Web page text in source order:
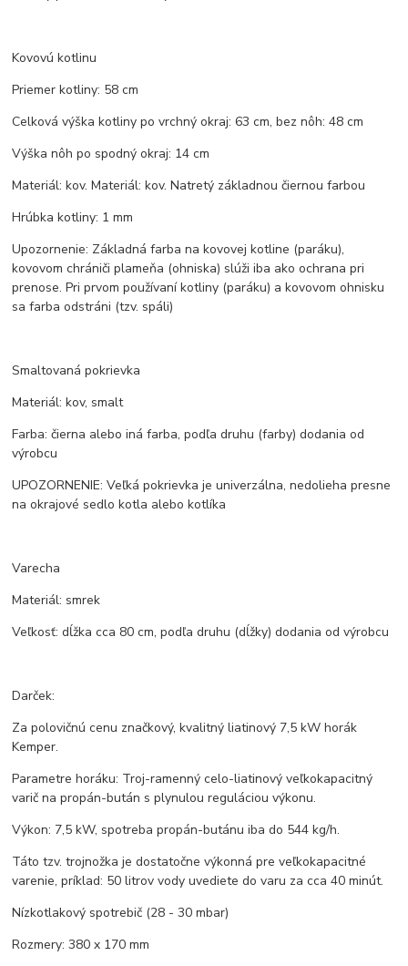
Kovovú kotlinu
Priemer kotliny: 58 cm
Celková výška kotliny po vrchný okraj: 63 cm, bez nôh: 48 cm
Výška nôh po spodný okraj: 14 cm
Materiál: kov. Materiál: kov. Natretý základnou čiernou farbou
Hrúbka kotliny: 1 mm
Upozornenie: Základná farba na kovovej kotline (paráku),
kovovom chrániči plameňa (ohniska) slúži iba ako ochrana pri
prenose. Pri prvom používaní kotliny (paráku) a kovovom ohnisku
sa farba odstráni (tzv. spáli)
Smaltovaná pokrievka
Materiál: kov, smalt
Farba: čierna alebo iná farba, podľa druhu (farby) dodania od
výrobcu
UPOZORNENIE: Veľká pokrievka je univerzálna, nedolieha presne
na okrajové sedlo kotla alebo kotlíka
Varecha
Materiál: smrek
Veľkosť: dĺžka cca 80 cm, podľa druhu (dĺžky) dodania od výrobcu
Darček:
Za polovičnú cenu značkový, kvalitný liatinový 7,5 kW horák
Kemper.
Parametre horáku: Troj-ramenný celo-liatinový veľkokapacitný
varič na propán-bután s plynulou reguláciou výkonu.
Výkon: 7,5 kW, spotreba propán-butánu iba do 544 kg/h.
Táto tzv. trojnožka je dostatočne výkonná pre veľkokapacitné
varenie, príklad: 50 litrov vody uvediete do varu za cca 40 minút.
Nízkotlakový spotrebič (28 - 30 mbar)
Rozmery: 380 x 170 mm